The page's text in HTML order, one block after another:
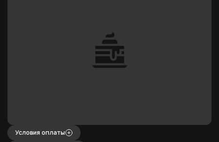
Условия оплаты